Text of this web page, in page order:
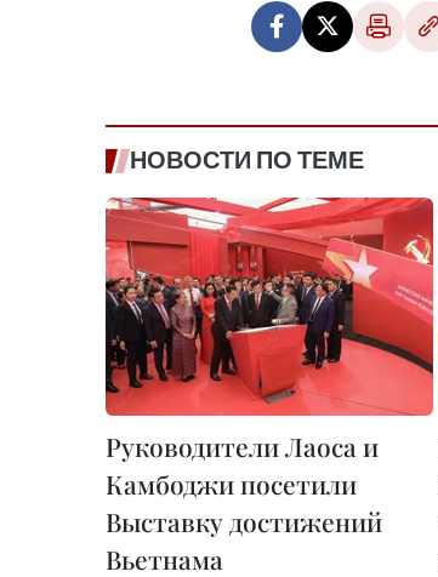
НОВОСТИ ПО ТЕМЕ
Руководители Лаоса и
Камбоджи посетили
Выставку достижений
Вьетнама